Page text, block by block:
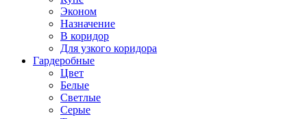
Эконом
Назначение
В коридор
Для узкого коридора
Гардеробные
Цвет
Белые
Светлые
Серые